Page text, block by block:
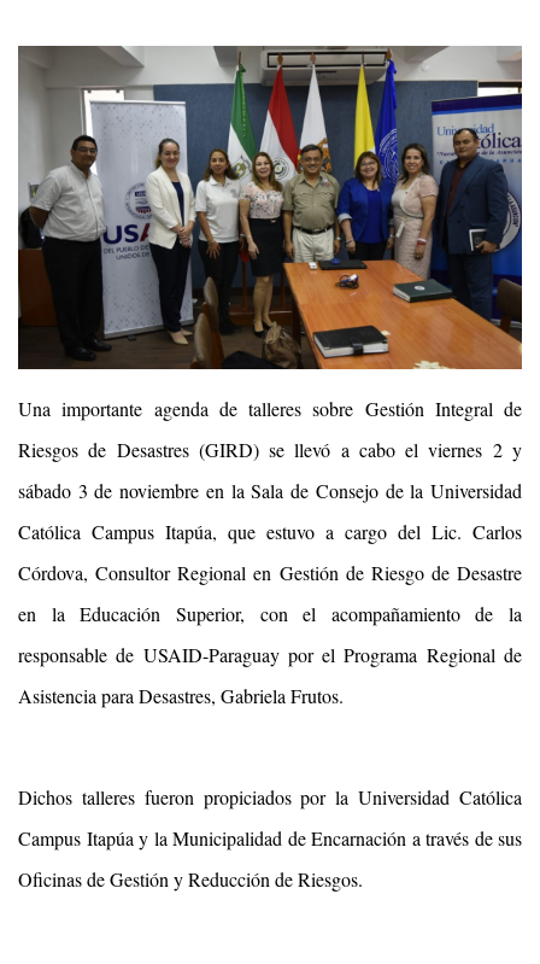
Una importante agenda de talleres sobre Gestión Integral de
Riesgos de Desastres (GIRD) se llevó a cabo el viernes 2 y
sábado 3 de noviembre en la Sala de Consejo de la Universidad
Católica Campus Itapúa, que estuvo a cargo del Lic. Carlos
Córdova, Consultor Regional en Gestión de Riesgo de Desastre
en la Educación Superior, con el acompañamiento de la
responsable de USAID-Paraguay por el Programa Regional de
Asistencia para Desastres, Gabriela Frutos.
Dichos talleres fueron propiciados por la Universidad Católica
Campus Itapúa y la Municipalidad de Encarnación a través de sus
Oficinas de Gestión y Reducción de Riesgos.